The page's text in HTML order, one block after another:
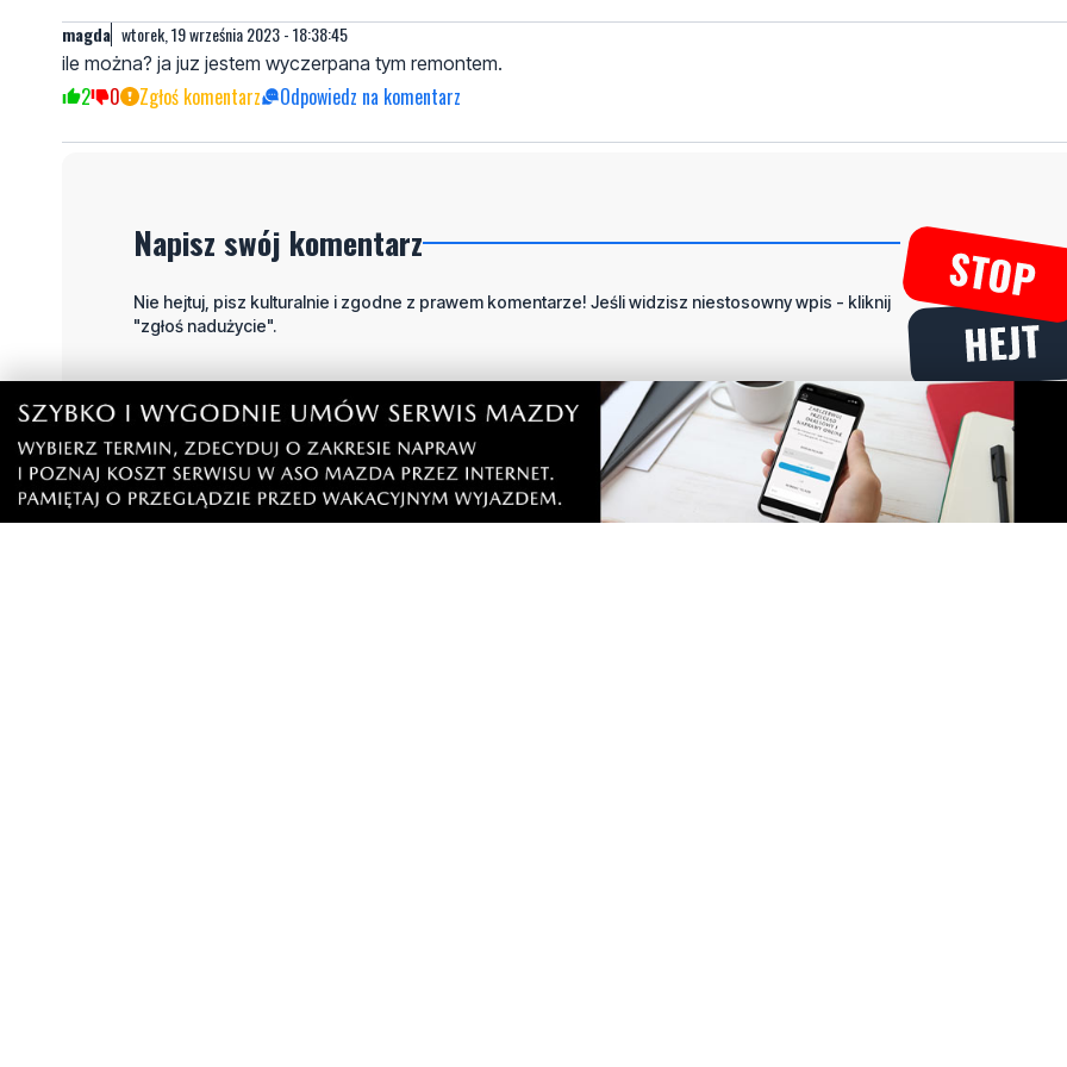
magda wtorek, 19 września 2023 - 18:38:45
ile można? ja juz jestem wyczerpana tym remontem.
2 0 Zgłoś komentarz Odpowiedz na komentarz
Napisz swój komentarz
Nie hejtuj, pisz kulturalnie i zgodne z prawem komentarze! Jeśli widzisz niestosowny wpis - kliknij
"zgłoś nadużycie".
Imię / Podpis Odpowiedz
Wiadomość